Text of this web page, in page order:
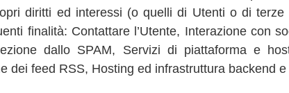
diritti ed interessi (o quelli di Utenti o di terze
finalità: Contattare l’Utente, Interazione con
dallo SPAM, Servizi di piattaforma e
dei feed RSS, Hosting ed infrastruttura backend